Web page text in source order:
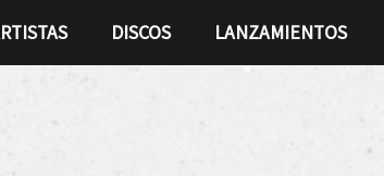
DISCOS LANZAMIENTOS